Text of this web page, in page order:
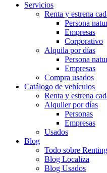
Servicios
Renta y estrena
Persona
Empresas
Corporativo
Alquila por días
Persona
Empresas
Compra usados
Catálogo de vehículos
Renta y estrena
Alquiler por días
Personas
Empresas
Usados
Blog
Todo sobre
Blog Localiza
Blog Usados